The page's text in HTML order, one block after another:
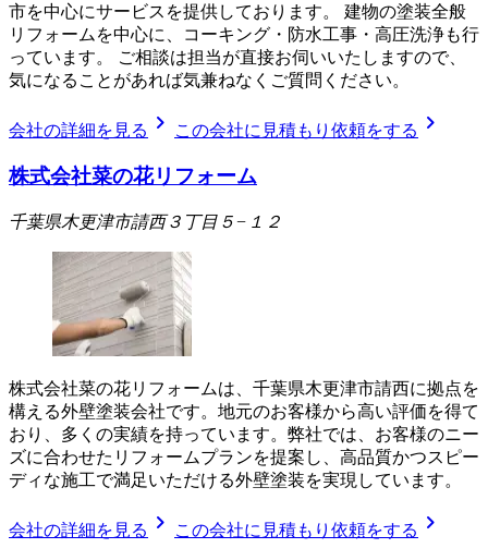
市を中心にサービスを提供しております。 建物の塗装全般
リフォームを中心に、コーキング・防水工事・高圧洗浄も行
っています。 ご相談は担当が直接お伺いいたしますので、
気になることがあれば気兼ねなくご質問ください。
会社の詳細を見る chevron_right この会社に見積もり依頼をする chevron_right
株式会社菜の花リフォーム
千葉県木更津市請西３丁目５−１２
株式会社菜の花リフォームは、千葉県木更津市請西に拠点を
構える外壁塗装会社です。地元のお客様から高い評価を得て
おり、多くの実績を持っています。弊社では、お客様のニー
ズに合わせたリフォームプランを提案し、高品質かつスピー
ディな施工で満足いただける外壁塗装を実現しています。
会社の詳細を見る chevron_right この会社に見積もり依頼をする chevron_right